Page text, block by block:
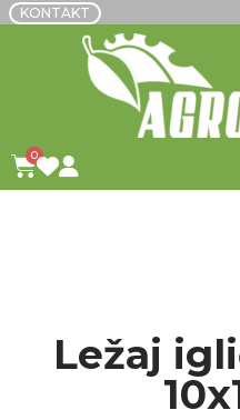
KONTAKT
Ležaj